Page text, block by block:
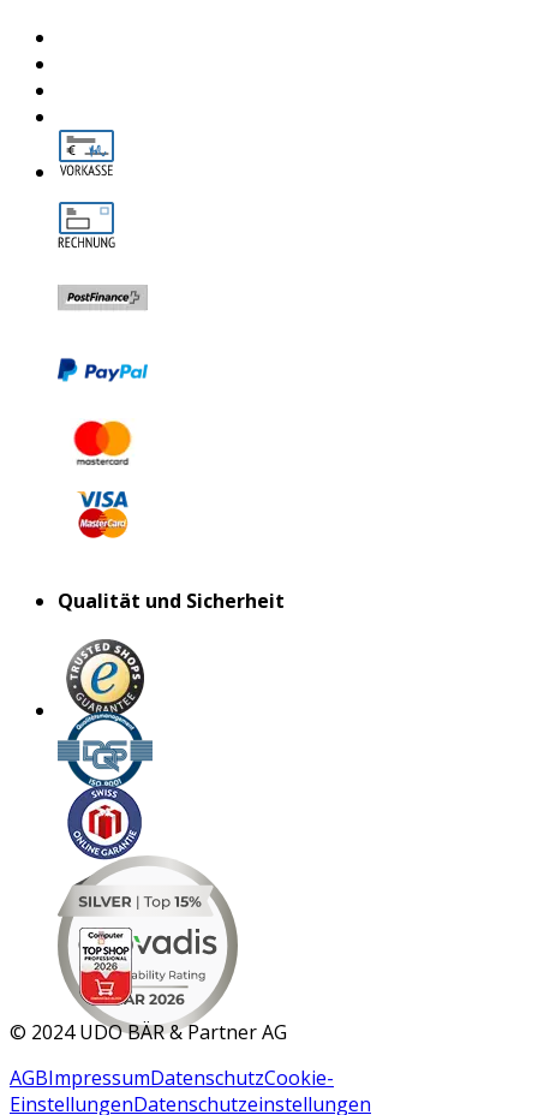
Qualität und Sicherheit
MAR 2026
© 2024 UDO BÄR & Partner AG
AGBImpressumDatenschutzCookie-
EinstellungenDatenschutzeinstellungen